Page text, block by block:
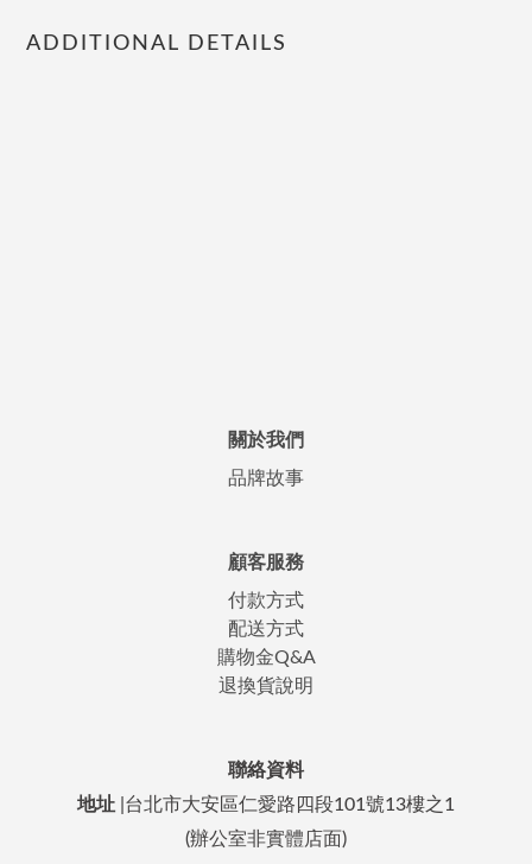
ADDITIONAL DETAILS
關於我們
品牌故事
顧客服務
付款方式
配送方式
購物金Q&A
退換貨說明
聯絡資料
地址 |台北市大安區仁愛路四段101號13樓之1
(辦公室非實體店面)